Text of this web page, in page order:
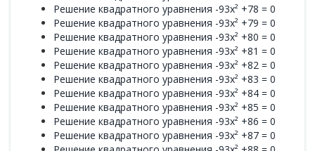
Решение квадратного уравнения -93x² +78 = 0
Решение квадратного уравнения -93x² +79 = 0
Решение квадратного уравнения -93x² +80 = 0
Решение квадратного уравнения -93x² +81 = 0
Решение квадратного уравнения -93x² +82 = 0
Решение квадратного уравнения -93x² +83 = 0
Решение квадратного уравнения -93x² +84 = 0
Решение квадратного уравнения -93x² +85 = 0
Решение квадратного уравнения -93x² +86 = 0
Решение квадратного уравнения -93x² +87 = 0